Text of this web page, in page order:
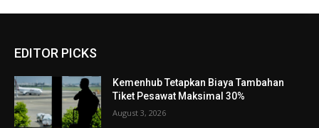
EDITOR PICKS
Kemenhub Tetapkan Biaya Tambahan
Tiket Pesawat Maksimal 30%
August 3, 2026